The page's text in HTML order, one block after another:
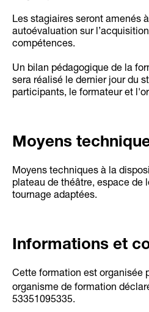
Les stagiaires seront amenés
autoévaluation sur
compétences.
Un bilan pédagogique de la
sera réalisé le dernier jour du
participants, le formateur et
Moyens
Moyens techniques à la
plateau de théâtre, espace de
tournage adaptées.
Informations et
Cette formation est organisée
organisme de formation
53351095335.